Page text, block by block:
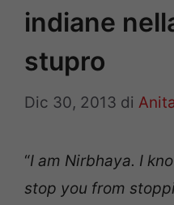
indiane
stupro
Dic 30, 2013 di
“I am Nirbhaya. I
stop you from